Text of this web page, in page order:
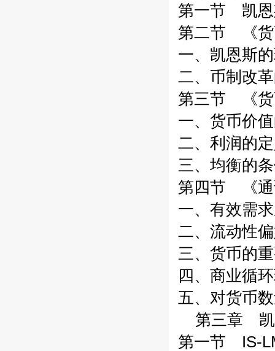
第一节 凯恩
第二节 《货
一、凯恩斯
二、币制改
第三节 《货
一、货币价
二、利润的
三、均衡的
第四节 《通
一、有效需
二、流动性
三、货币的
四、商业循
五、对货币
第三章 凯
第一节 IS-